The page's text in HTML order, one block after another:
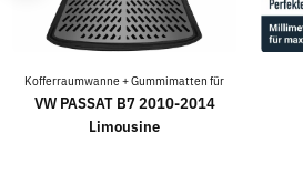
Kofferraumwanne + Gummimatten für
VW PASSAT B7 2010-2014
Limousine